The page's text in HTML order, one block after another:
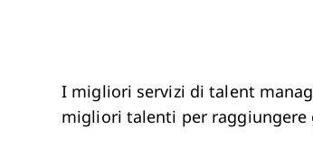
I migliori servizi di talent
migliori talenti per